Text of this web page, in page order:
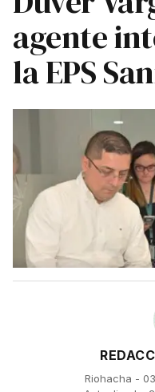
agente
la EPS
Riohacha -